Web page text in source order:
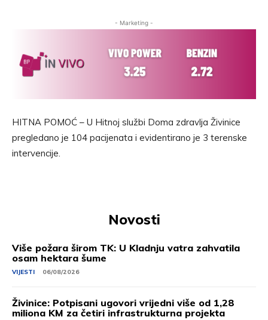
- Marketing -
HITNA POMOĆ – U Hitnoj službi Doma zdravlja Živinice
pregledano je 104 pacijenata i evidentirano je 3 terenske
intervencije.
Novosti
Više požara širom TK: U Kladnju vatra zahvatila
osam hektara šume
VIJESTI 06/08/2026
Živinice: Potpisani ugovori vrijedni više od 1,28
miliona KM za četiri infrastrukturna projekta